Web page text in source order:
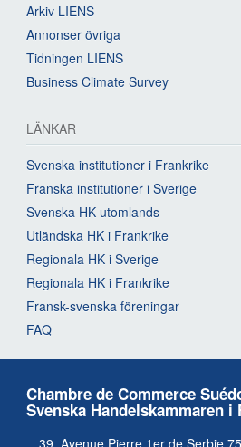
Arkiv LIENS
Annonser övriga
Tidningen LIENS
Business Climate Survey
LÄNKAR
Svenska institutioner i Frankrike
Franska institutioner i Sverige
Svenska HK utomlands
Utländska HK i Frankrike
Regionala HK i Sverige
Regionala HK i Frankrike
Fransk-svenska föreningar
FAQ
Chambre de Commerce
Svenska Handelskammaren i
39, Avenue Pierre 1er de Serbie